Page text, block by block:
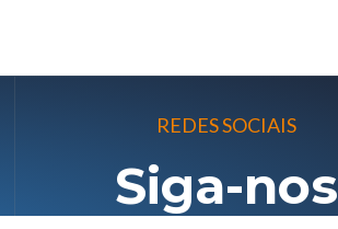
REDES SOCIAIS
Siga-nos